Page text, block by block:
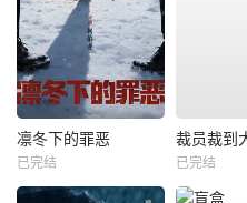
凛冬下的罪恶
已完结
裁员裁到
已完结